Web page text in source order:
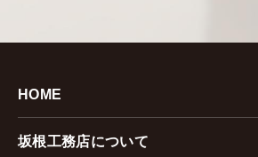
HOME
坂根工務店について